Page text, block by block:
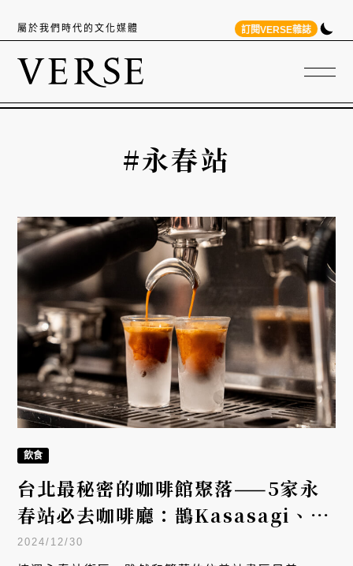
屬於我們時代的文化媒體 訂閱VERSE雜誌
#永春站
飲食
台北最秘密的咖啡館聚落——5家永
春站必去咖啡廳：鵲Kasasagi、引
路咖啡、Kaffi Bakki、SunDay
2024/12/30